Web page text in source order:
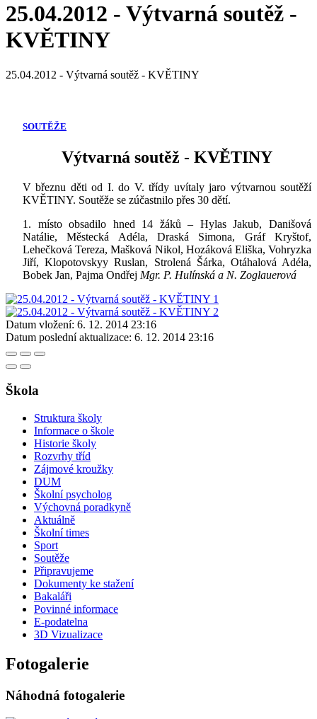
25.04.2012 - Výtvarná soutěž -
KVĚTINY
25.04.2012 - Výtvarná soutěž - KVĚTINY
SOUTĚŽE
Výtvarná soutěž - KVĚTINY
V březnu děti od I. do V. třídy uvítaly jaro výtvarnou soutěží
KVĚTINY. Soutěže se zúčastnilo přes 30 dětí.
1. místo obsadilo hned 14 žáků – Hylas Jakub, Danišová
Natálie, Městecká Adéla, Draská Simona, Gráf Kryštof,
Lehečková Tereza, Mašková Nikol, Hozáková Eliška, Vohryzka
Jiří, Klopotovskyy Ruslan, Strolená Šárka, Otáhalová Adéla,
Bobek Jan, Pajma Ondřej Mgr. P. Hulínská a N. Zoglauerová
Datum vložení: 6. 12. 2014 23:16
Datum poslední aktualizace: 6. 12. 2014 23:16
Škola
Struktura školy
Informace o škole
Historie školy
Rozvrhy tříd
Zájmové kroužky
DUM
Školní psycholog
Výchovná poradkyně
Aktuálně
Školní times
Sport
Soutěže
Připravujeme
Dokumenty ke stažení
Bakaláři
Povinné informace
E-podatelna
3D Vizualizace
Fotogalerie
Náhodná fotogalerie